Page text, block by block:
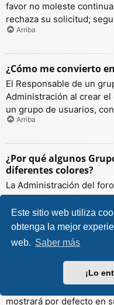
Este sitio web utiliza
obtenga la mejor
web. Saber más
¡Lo
favor no moleste
rechaza su solicitud;
Arriba
¿Cómo me convierto
El Responsable de un
Administración al crear
un grupo de usuarios,
Arriba
¿Por qué algunos
diferentes colores?
La Administración del
color a los usuarios de
identificación.
Arriba
¿Qué es un “Grupo
Si es miembro de más
“predeterminado” para
mostrará por defecto en